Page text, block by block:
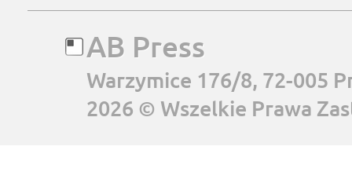
AB Press
Warzymice 176/8, 72-005
2026 © Wszelkie Prawa